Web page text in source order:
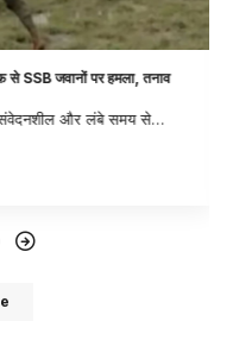
से SSB जवानों पर हमला, तनाव
संवेदनशील और लंबे समय से…